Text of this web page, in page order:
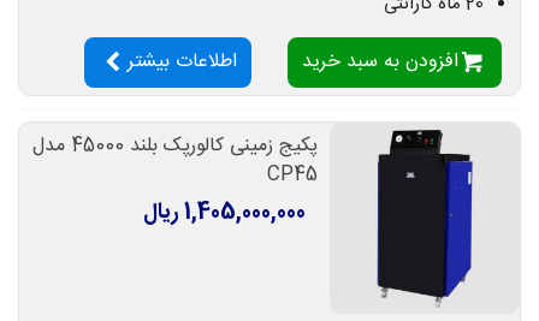
افزودن به سبد خرید اطلاعات بیشتر
پکیج زمینی کالورپک بلند 45000 مدل
CP45
1,405,000,000 ریال